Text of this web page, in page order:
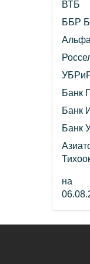
ВТБ
ББР
Банк
Банк
Банк
на